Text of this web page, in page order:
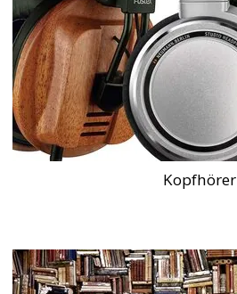
Kopfhörer